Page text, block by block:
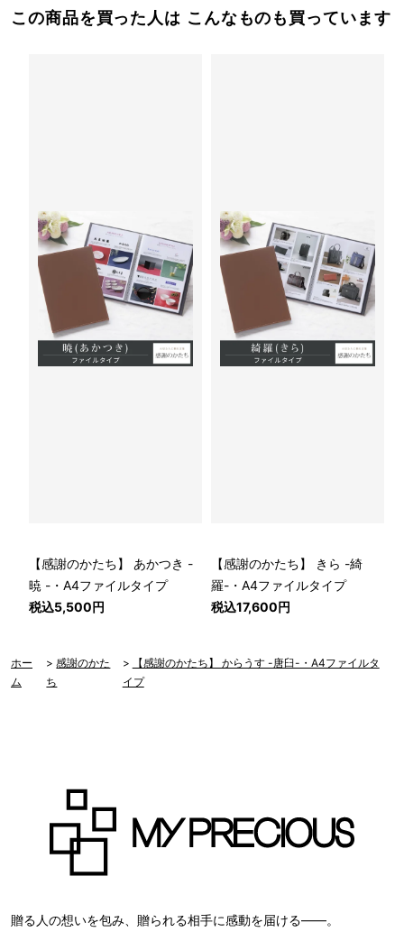
この商品を買った人は こんなものも買っています
【感謝のかたち】 あかつき -
暁 -・A4ファイルタイプ
税込5,500円
【感謝のかたち】 きら -綺
羅-・A4ファイルタイプ
税込17,600円
ホー
ム
>感謝のかた
ち
>
【感謝のかたち】 からうす -唐臼-・A4ファイルタ
イプ
贈る人の想いを包み、贈られる相手に感動を届ける――。